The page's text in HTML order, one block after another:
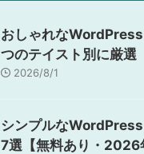
おしゃれな
つのテイスト別に厳選
2026/8/1
シンプルな
7選【無料あり・2026